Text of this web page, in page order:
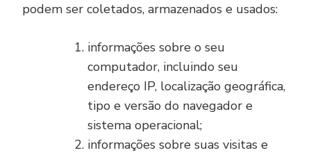
podem ser coletados, armazenados e usados:
informações sobre o seu
computador, incluindo seu
endereço IP, localização geográfica,
tipo e versão do navegador e
sistema operacional;
informações sobre suas visitas e